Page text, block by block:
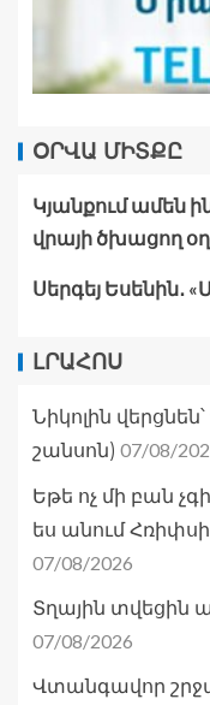
ՕՐՎԱ ՄԻՏՔԸ
Կյանքում ամեն
վրայի ծխացող
Սերգեյ Եսենին․
ԼՐԱՀՈՍ
Նիկոլին
շանսոն) 07/08/
Եթե ոչ մի բան
ես անում
07/08/2026
Տղային տվեցին
07/08/2026
Վտանգավոր